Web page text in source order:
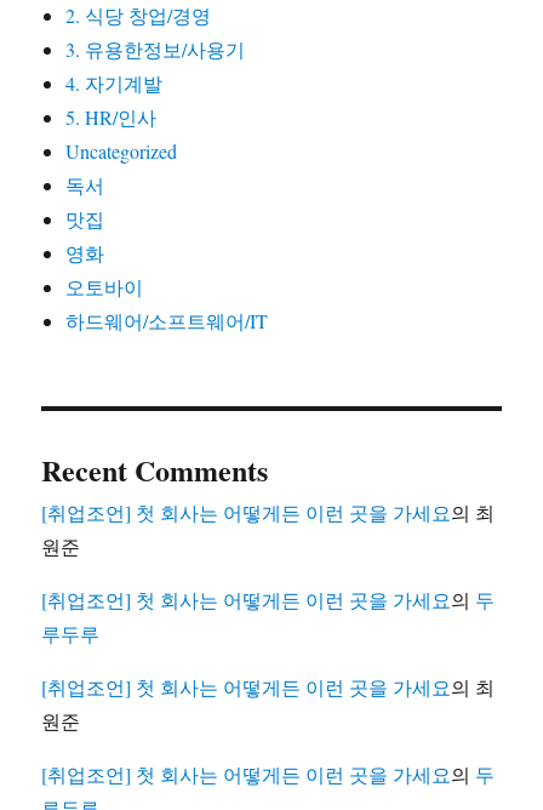
2. 식당 창업/경영
3. 유용한정보/사용기
4. 자기계발
5. HR/인사
Uncategorized
독서
맛집
영화
오토바이
하드웨어/소프트웨어/IT
Recent Comments
[취업조언] 첫 회사는 어떻게든 이런 곳을 가세요의 최
원준
[취업조언] 첫 회사는 어떻게든 이런 곳을 가세요의 두
루두루
[취업조언] 첫 회사는 어떻게든 이런 곳을 가세요의 최
원준
[취업조언] 첫 회사는 어떻게든 이런 곳을 가세요의 두